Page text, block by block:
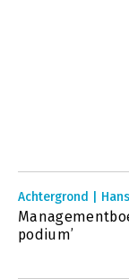
Achtergrond |
podium’